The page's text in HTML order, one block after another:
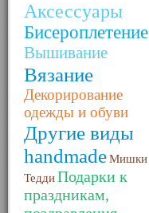
Аксессуары
Бисероплетение
Вышивание
Вязание
Декорирование
одежды и обуви
Другие виды
handmadeМишки
ТеддиПодарки к
праздникам,